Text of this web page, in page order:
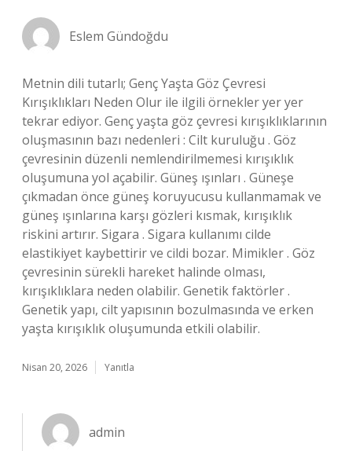
Eslem Gündoğdu
Metnin dili tutarlı; Genç Yaşta Göz Çevresi
Kırışıklıkları Neden Olur ile ilgili örnekler yer yer
tekrar ediyor. Genç yaşta göz çevresi kırışıklıklarının
oluşmasının bazı nedenleri : Cilt kuruluğu . Göz
çevresinin düzenli nemlendirilmemesi kırışıklık
oluşumuna yol açabilir. Güneş ışınları . Güneşe
çıkmadan önce güneş koruyucusu kullanmamak ve
güneş ışınlarına karşı gözleri kısmak, kırışıklık
riskini artırır. Sigara . Sigara kullanımı cilde
elastikiyet kaybettirir ve cildi bozar. Mimikler . Göz
çevresinin sürekli hareket halinde olması,
kırışıklıklara neden olabilir. Genetik faktörler .
Genetik yapı, cilt yapısının bozulmasında ve erken
yaşta kırışıklık oluşumunda etkili olabilir.
Nisan 20, 2026 Yanıtla
admin